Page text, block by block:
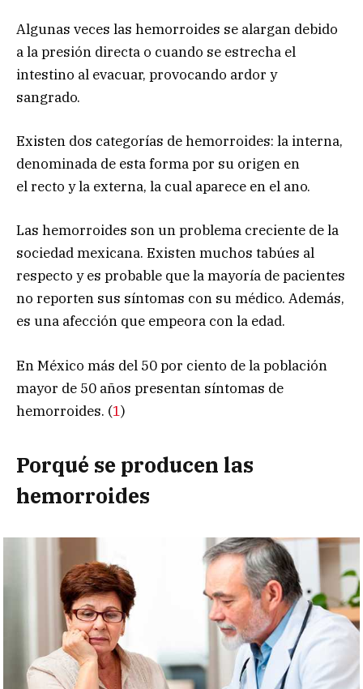
Algunas veces las hemorroides se alargan debido
a la presión directa o cuando se estrecha el
intestino al evacuar, provocando ardor y
sangrado.
Existen dos categorías de hemorroides: la interna,
denominada de esta forma por su origen en
el recto y la externa, la cual aparece en el ano.
Las hemorroides son un problema creciente de la
sociedad mexicana. Existen muchos tabúes al
respecto y es probable que la mayoría de pacientes
no reporten sus síntomas con su médico. Además,
es una afección que empeora con la edad.
En México más del 50 por ciento de la población
mayor de 50 años presentan síntomas de
hemorroides. (1)
Porqué se producen las
hemorroides